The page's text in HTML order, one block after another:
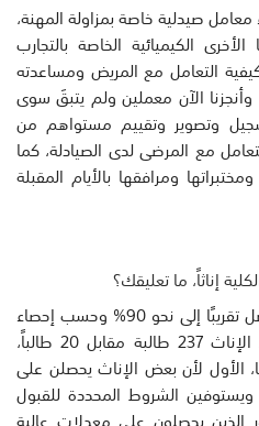
صيدلية خاصة بمزاولة المهنة،
الكيميائية الخاصة بالتجارب
التعامل مع المريض ومساعدته
وأنجزنا الآن معملين ولم يتبقَ سوى
وتصوير وتقييم مستواهم من
مع المرضى لدى الصيادلة، كما
ومرافقها بالأيام المقبلة
إناثاً، ما تعليقك؟
ـ بالفعل الأغلبية إناث والنسبة تصل تقريبًا إلى نحو 90‎% وحسب إحصاء
المقيدين للعام الماضي بلغ عدد الإناث 237 طالبة مقابل 20 طالباً،
الأول لأن بعض الإناث يحصلن على
الشروط المحددة للقبول